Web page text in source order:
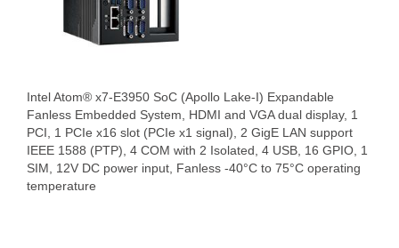
Intel Atom® x7-E3950 SoC (Apollo Lake-I) Expandable
Fanless Embedded System, HDMI and VGA dual display, 1
PCI, 1 PCIe x16 slot (PCIe x1 signal), 2 GigE LAN support
IEEE 1588 (PTP), 4 COM with 2 Isolated, 4 USB, 16 GPIO, 1
SIM, 12V DC power input, Fanless -40°C to 75°C operating
temperature